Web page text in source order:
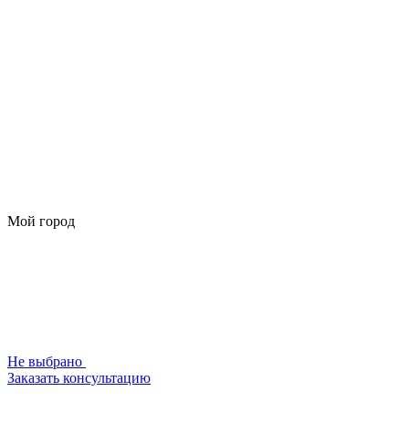
Мой город
Не выбрано
Заказать консультацию